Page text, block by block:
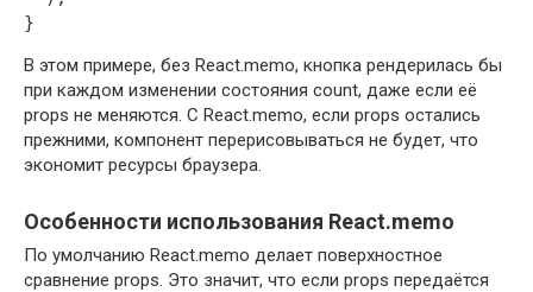
В этом примере, без React.memo, кнопка рендерилась бы
при каждом изменении состояния count, даже если её
props не меняются. С React.memo, если props остались
прежними, компонент перерисовываться не будет, что
экономит ресурсы браузера.
Особенности использования React.memo
По умолчанию React.memo делает поверхностное
сравнение props. Это значит, что если props передаётся